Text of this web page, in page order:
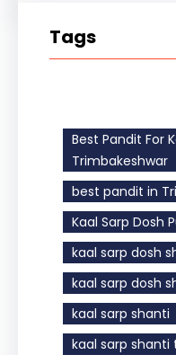
Tags
Best Pandit For
Trimbakeshwar
best pandit in
Kaal Sarp Dosh
kaal sarp dosh
kaal sarp dosh
kaal sarp shanti
kaal sarp shanti